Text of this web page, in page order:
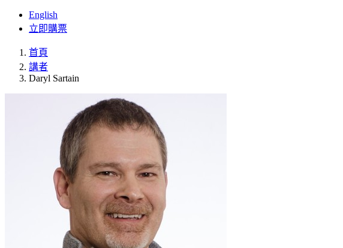
English
立即購票
首頁
講者
Daryl Sartain